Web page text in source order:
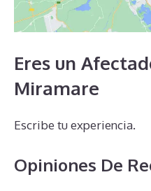
Eres un
Miramare
Escribe tu experiencia.
Opiniones De